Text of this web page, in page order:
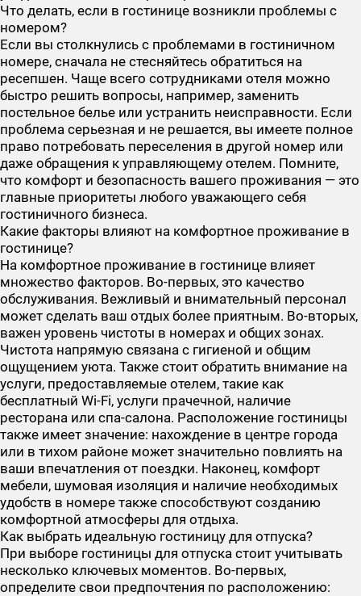
Что делать, если в гостинице возникли проблемы с
номером?
Если вы столкнулись с проблемами в гостиничном
номере, сначала не стесняйтесь обратиться на
ресепшен. Чаще всего сотрудниками отеля можно
быстро решить вопросы, например, заменить
постельное белье или устранить неисправности. Если
проблема серьезная и не решается, вы имеете полное
право потребовать переселения в другой номер или
даже обращения к управляющему отелем. Помните,
что комфорт и безопасность вашего проживания — это
главные приоритеты любого уважающего себя
гостиничного бизнеса.
Какие факторы влияют на комфортное проживание в
гостинице?
На комфортное проживание в гостинице влияет
множество факторов. Во-первых, это качество
обслуживания. Вежливый и внимательный персонал
может сделать ваш отдых более приятным. Во-вторых,
важен уровень чистоты в номерах и общих зонах.
Чистота напрямую связана с гигиеной и общим
ощущением уюта. Также стоит обратить внимание на
услуги, предоставляемые отелем, такие как
бесплатный Wi-Fi, услуги прачечной, наличие
ресторана или спа-салона. Расположение гостиницы
также имеет значение: нахождение в центре города
или в тихом районе может значительно повлиять на
ваши впечатления от поездки. Наконец, комфорт
мебели, шумовая изоляция и наличие необходимых
удобств в номере также способствуют созданию
комфортной атмосферы для отдыха.
Как выбрать идеальную гостиницу для отпуска?
При выборе гостиницы для отпуска стоит учитывать
несколько ключевых моментов. Во-первых,
определите свои предпочтения по расположению: